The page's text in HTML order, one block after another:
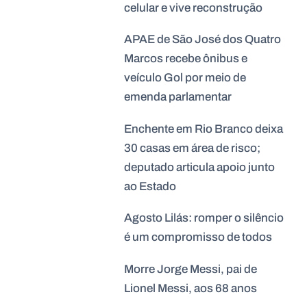
celular e vive reconstrução
APAE de São José dos Quatro
Marcos recebe ônibus e
veículo Gol por meio de
emenda parlamentar
Enchente em Rio Branco deixa
30 casas em área de risco;
deputado articula apoio junto
ao Estado
Agosto Lilás: romper o silêncio
é um compromisso de todos
Morre Jorge Messi, pai de
Lionel Messi, aos 68 anos